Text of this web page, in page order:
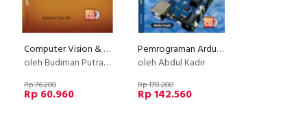
Computer Vision & Aplikasinya Menggunakan C# & EmguCV +CD
oleh Budiman Putra AR
Rp 76.200
Rp 60.960
Pemrograman Arduino Menggunakan ArduBlock + cd
oleh Abdul Kadir
Rp 178.200
Rp 142.560